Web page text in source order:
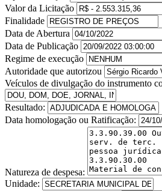
Valor da Licitação
Finalidade
Data de Abertura
Data de Publicação
Regime de execução
Autoridade que autorizou
Veículos de divulgação do instrumento
Resultado:
Data homologação ou Ratificação:
Natureza de despesa:
Unidade: